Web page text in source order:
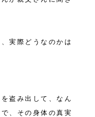
実際どうなのかは
盗み出して、なん
、その身体の真実